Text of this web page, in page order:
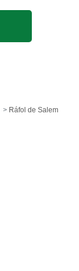
Ráfol de Salem